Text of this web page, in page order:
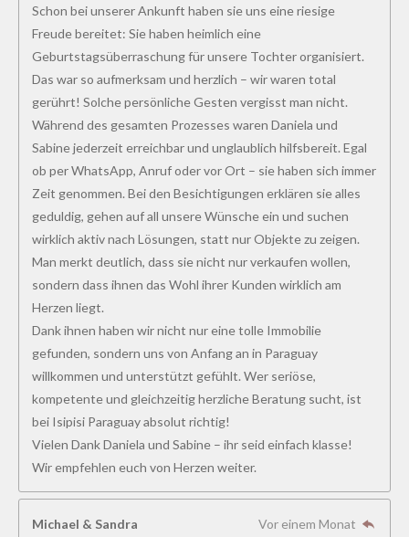
Schon bei unserer Ankunft haben sie uns eine riesige
Freude bereitet: Sie haben heimlich eine
Geburtstagsüberraschung für unsere Tochter organisiert.
Das war so aufmerksam und herzlich – wir waren total
gerührt! Solche persönliche Gesten vergisst man nicht.
Während des gesamten Prozesses waren Daniela und
Sabine jederzeit erreichbar und unglaublich hilfsbereit. Egal
ob per WhatsApp, Anruf oder vor Ort – sie haben sich immer
Zeit genommen. Bei den Besichtigungen erklären sie alles
geduldig, gehen auf all unsere Wünsche ein und suchen
wirklich aktiv nach Lösungen, statt nur Objekte zu zeigen.
Man merkt deutlich, dass sie nicht nur verkaufen wollen,
sondern dass ihnen das Wohl ihrer Kunden wirklich am
Herzen liegt.
Dank ihnen haben wir nicht nur eine tolle Immobilie
gefunden, sondern uns von Anfang an in Paraguay
willkommen und unterstützt gefühlt. Wer seriöse,
kompetente und gleichzeitig herzliche Beratung sucht, ist
bei Isipisi Paraguay absolut richtig!
Vielen Dank Daniela und Sabine – ihr seid einfach klasse!
Wir empfehlen euch von Herzen weiter.
Michael & Sandra
Vor einem Monat